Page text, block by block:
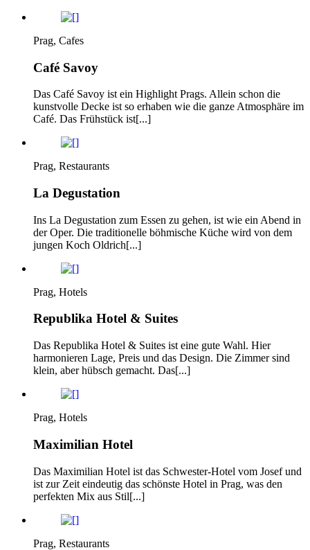
Prag, Cafes
Café Savoy
Das Café Savoy ist ein Highlight Prags. Allein schon die
kunstvolle Decke ist so erhaben wie die ganze Atmosphäre im
Café. Das Frühstück ist[...]
Prag, Restaurants
La Degustation
Ins La Degustation zum Essen zu gehen, ist wie ein Abend in
der Oper. Die traditionelle böhmische Küche wird von dem
jungen Koch Oldrich[...]
Prag, Hotels
Republika Hotel & Suites
Das Republika Hotel & Suites ist eine gute Wahl. Hier
harmonieren Lage, Preis und das Design. Die Zimmer sind
klein, aber hübsch gemacht. Das[...]
Prag, Hotels
Maximilian Hotel
Das Maximilian Hotel ist das Schwester-Hotel vom Josef und
ist zur Zeit eindeutig das schönste Hotel in Prag, was den
perfekten Mix aus Stil[...]
Prag, Restaurants